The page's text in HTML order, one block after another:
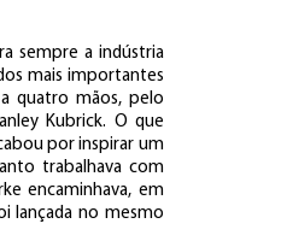
sempre a indústria
mais importantes
quatro mãos, pelo
Kubrick. O que
por inspirar um
trabalhava com
encaminhava, em
lançada no mesmo